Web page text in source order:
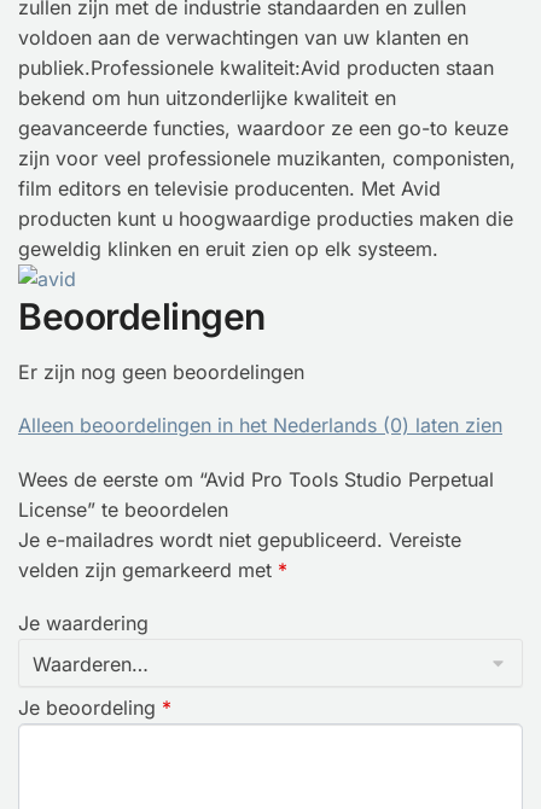
zullen zijn met de industrie standaarden en zullen
voldoen aan de verwachtingen van uw klanten en
publiek.Professionele kwaliteit:Avid producten staan
bekend om hun uitzonderlijke kwaliteit en
geavanceerde functies, waardoor ze een go-to keuze
zijn voor veel professionele muzikanten, componisten,
film editors en televisie producenten. Met Avid
producten kunt u hoogwaardige producties maken die
geweldig klinken en eruit zien op elk systeem.
Beoordelingen
Er zijn nog geen beoordelingen
Alleen beoordelingen in het Nederlands (0) laten zien
Wees de eerste om “Avid Pro Tools Studio Perpetual
License” te beoordelen
Je e-mailadres wordt niet gepubliceerd. Vereiste
velden zijn gemarkeerd met *
Je waardering
Je beoordeling *